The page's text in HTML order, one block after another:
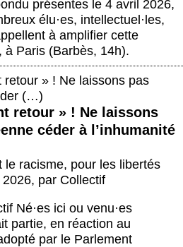
présentes le 4 avril 2026,
élu·es, intellectuel · les,
à amplifier cette
à Paris (Barbès, 14h).
retour » ! Ne laissons
céder à l’inhumanité
le racisme, pour les libertés
2026, par Collectif
Né·es ici ou venu·es
partie, en réaction au
par le Parlement